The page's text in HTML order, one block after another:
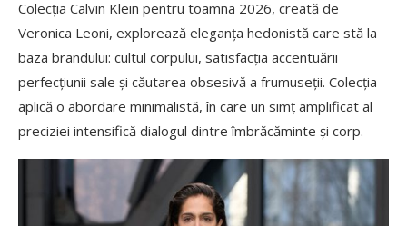
Colecția Calvin Klein pentru toamna 2026, creată de
Veronica Leoni, explorează eleganța hedonistă care stă la
baza brandului: cultul corpului, satisfacția accentuării
perfecțiunii sale și căutarea obsesivă a frumuseții. Colecția
aplică o abordare minimalistă, în care un simț amplificat al
preciziei intensifică dialogul dintre îmbrăcăminte și corp.